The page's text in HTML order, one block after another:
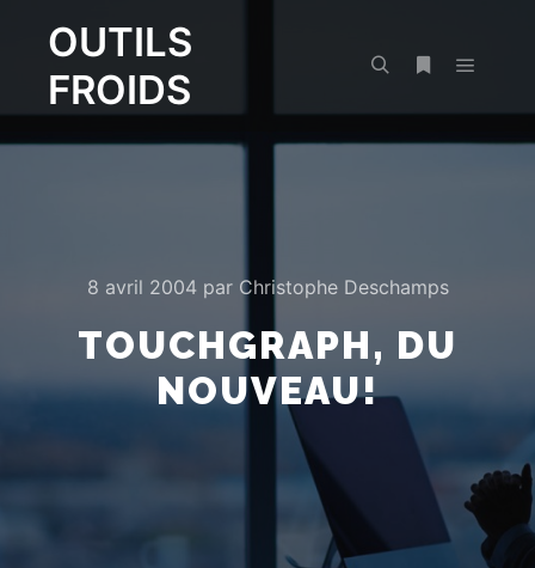
OUTILS
FROIDS
8 avril 2004par Christophe Deschamps
TOUCHGRAPH, DU
NOUVEAU!